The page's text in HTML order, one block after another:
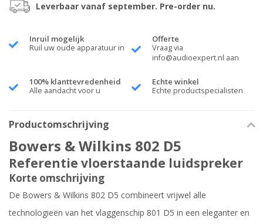
Leverbaar vanaf september. Pre-order nu.
Inruil mogelijk
Ruil uw oude apparatuur in
Offerte
Vraag via
info@audioexpert.nl aan
100% klanttevredenheid
Alle aandacht voor u
Echte winkel
Echte productspecialisten
Productomschrijving
Bowers & Wilkins 802 D5
Referentie vloerstaande luidspreker
Korte omschrijving
De Bowers & Wilkins 802 D5 combineert vrijwel alle
technologieën van het vlaggenschip 801 D5 in een eleganter en